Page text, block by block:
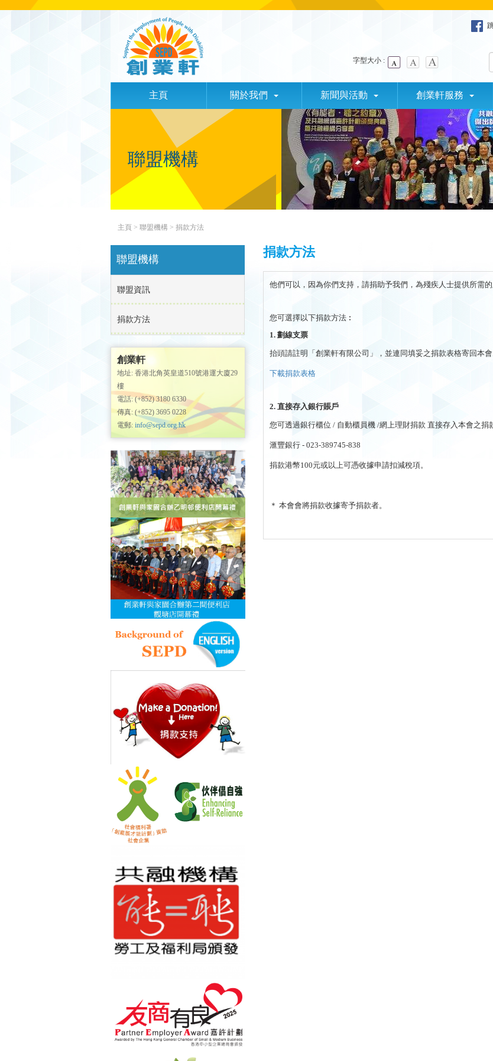
字型大小 :
主頁 關於我們 新聞與活動 創業軒服務
聯盟機構
主頁 > 聯盟機構 > 捐款方法
聯盟機構
聯盟資訊
捐款方法
創業軒
地址: 香港北角英皇道510號港運大廈29
樓
電話: (+852) 3180 6330
傳真: (+852) 3695 0228
電郵: info@sepd.org.hk
捐款方法
他們可以，因為你們支持，請捐助予我們，為殘疾人士提供所需的
您可選擇以下捐款方法︰
1. 劃線支票
抬頭請註明「創業軒有限公司」，並連同填妥之捐款表格寄回本會
下載捐款表格
2. 直接存入銀行賬戶
您可透過銀行櫃位 / 自動櫃員機 /網上理財捐款 直接存入本會之捐
滙豐銀行 - 023-389745-838
捐款港幣100元或以上可憑收據申請扣減稅項。
＊ 本會會將捐款收據寄予捐款者。